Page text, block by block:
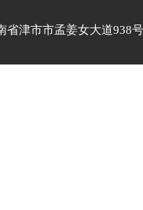
省津市市孟姜女大道938